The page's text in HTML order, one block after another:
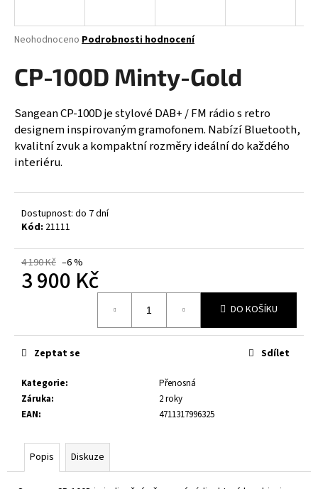
Průměrné
produktu
je
z
5
hvězdiček.
Neohodnoceno Podrobnosti hodnocení
CP-100D Minty-Gold
Sangean CP-100D je stylové DAB+ / FM rádio s retro
designem inspirovaným gramofonem. Nabízí Bluetooth,
kvalitní zvuk a kompaktní rozměry ideální do každého
interiéru.
Dostupnost: do 7 dní
Kód: 21111
4 190 Kč –6 %
3 900 Kč
DO KOŠÍKU
Kategorie:
Přenosná
Záruka:
2 roky
EAN: 4711317996325
Zeptat se Sdílet
Popis Diskuze
j
t
?
D
p
u
m
WR-
MIDNIGHT
OAK